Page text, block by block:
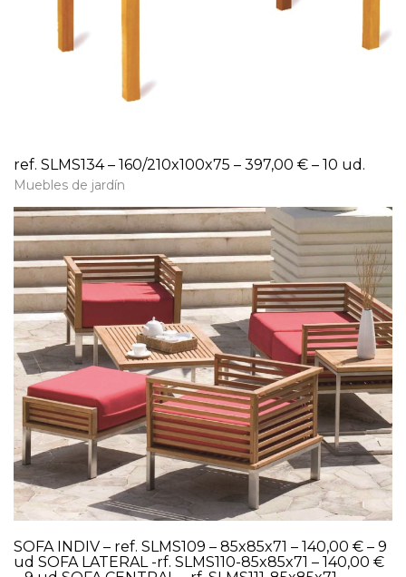
ref. SLMS134 – 160/210x100x75 – 397,00 € – 10 ud.
Muebles de jardín
SOFA INDIV – ref. SLMS109 – 85x85x71 – 140,00 € – 9
ud SOFA LATERAL -rf. SLMS110-85x85x71 – 140,00 €